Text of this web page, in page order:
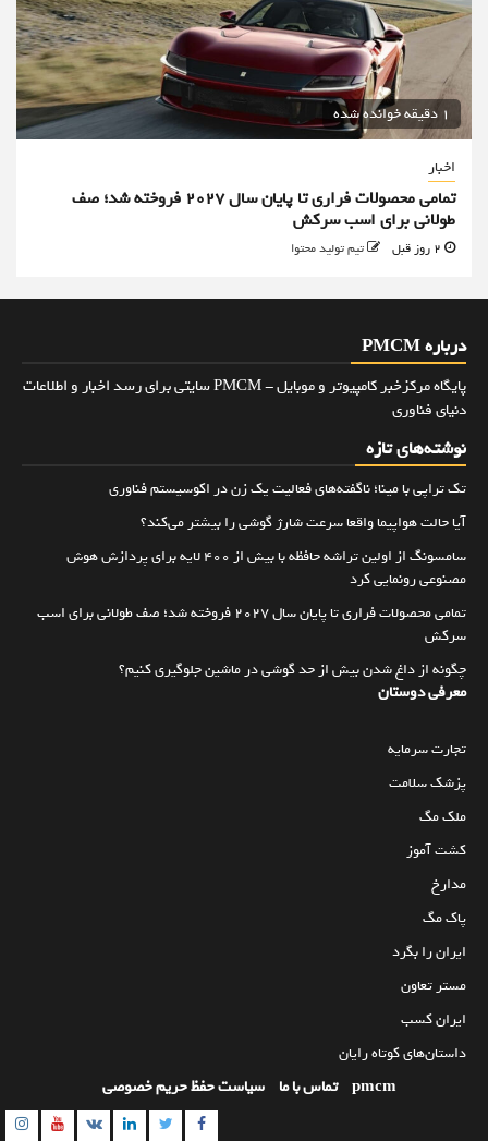
1 دقیقه خوانده شده
اخبار
تمامی محصولات فراری تا پایان سال ۲۰۲۷ فروخته شد؛ صف
طولانی برای اسب سرکش
تیم تولید محتوا
درباره PMCM
پایگاه مرکزخبر کامپیوتر و موبایل - PMCM سایتی برای رسد اخبار و اطلاعات
دنیای فناوری
نوشته‌های تازه
تک تراپی با مینا؛ ناگفته‌های فعالیت یک زن در اکوسیستم فناوری
آیا حالت هواپیما واقعا سرعت شارژ گوشی را بیشتر می‌کند؟
سامسونگ از اولین تراشه حافظه با بیش از ۴۰۰ لایه برای پردازش هوش
مصنوعی رونمایی کرد
تمامی محصولات فراری تا پایان سال ۲۰۲۷ فروخته شد؛ صف طولانی برای اسب
سرکش
چگونه از داغ شدن بیش از حد گوشی در ماشین جلوگیری کنیم؟
معرفی دوستان
تجارت سرمایه
پزشک سلامت
ملک مگ
کشت آموز
مدارخ
پاک مگ
ایران را بگرد
مستر تعاون
ایران کسب
داستان‌های کوتاه رایان
pmcm تماس با ما سیاست حفظ حریم خصوصی
Facebook
Twitter
Linkedin
VK